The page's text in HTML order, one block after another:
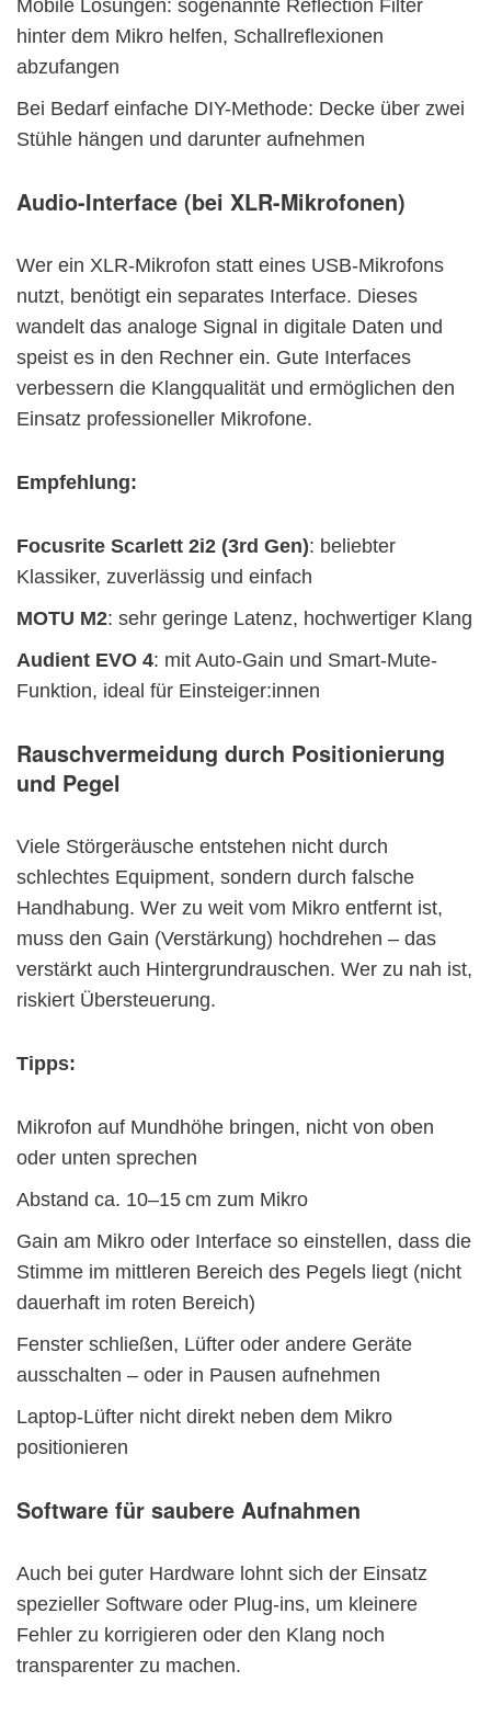
Mobile Lösungen: sogenannte Reflection Filter
hinter dem Mikro helfen, Schallreflexionen
abzufangen
Bei Bedarf einfache DIY-Methode: Decke über zwei
Stühle hängen und darunter aufnehmen
Audio-Interface (bei XLR-Mikrofonen)
Wer ein XLR-Mikrofon statt eines USB-Mikrofons
nutzt, benötigt ein separates Interface. Dieses
wandelt das analoge Signal in digitale Daten und
speist es in den Rechner ein. Gute Interfaces
verbessern die Klangqualität und ermöglichen den
Einsatz professioneller Mikrofone.
Empfehlung:
Focusrite Scarlett 2i2 (3rd Gen): beliebter
Klassiker, zuverlässig und einfach
MOTU M2: sehr geringe Latenz, hochwertiger Klang
Audient EVO 4: mit Auto-Gain und Smart-Mute-
Funktion, ideal für Einsteiger:innen
Rauschvermeidung durch Positionierung
und Pegel
Viele Störgeräusche entstehen nicht durch
schlechtes Equipment, sondern durch falsche
Handhabung. Wer zu weit vom Mikro entfernt ist,
muss den Gain (Verstärkung) hochdrehen – das
verstärkt auch Hintergrundrauschen. Wer zu nah ist,
riskiert Übersteuerung.
Tipps:
Mikrofon auf Mundhöhe bringen, nicht von oben
oder unten sprechen
Abstand ca. 10–15 cm zum Mikro
Gain am Mikro oder Interface so einstellen, dass die
Stimme im mittleren Bereich des Pegels liegt (nicht
dauerhaft im roten Bereich)
Fenster schließen, Lüfter oder andere Geräte
ausschalten – oder in Pausen aufnehmen
Laptop-Lüfter nicht direkt neben dem Mikro
positionieren
Software für saubere Aufnahmen
Auch bei guter Hardware lohnt sich der Einsatz
spezieller Software oder Plug-ins, um kleinere
Fehler zu korrigieren oder den Klang noch
transparenter zu machen.